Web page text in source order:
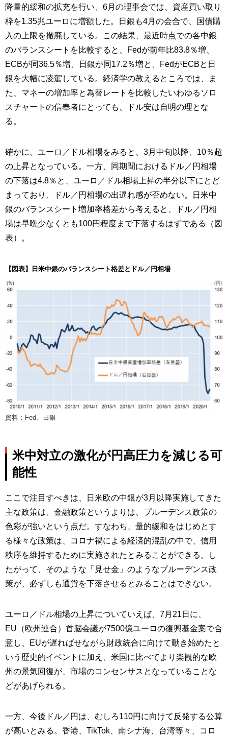
降量的緩和の拡充を行い、6月の理事会では、資産買い取り
枠を1.35兆ユーロに増額した。日銀も4月の会合で、国債購
入の上限を撤廃している。この結果、最近時点での各中銀
のバランスシートを比較すると、Fedが前年比83.8％増、
ECBが同36.5％増、日銀が同17.2％増と、FedがECBと日
銀を大幅に凌駕している。経済学の教えるところでは、ま
た、マネーの増加率と為替レートを比較したいわゆるソロ
スチャートの信奉者にとっても、ドル安は自明の理とな
る。
確かに、ユーロ／ドル相場をみると、3月中旬以降、10％超
の上昇となっている。一方、同期間におけるドル／円相場
の下落は4.8％と、ユーロ／ドル相場上昇の半分以下にとど
まっており、ドル／円相場の出遅れ感が否めない。日米中
銀のバランスシート増加率格差から考えると、ドル／円相
場は早晩少なくとも100円程度まで下落するはずである（図
表）。
【図表】日米中銀のバランスシート格差とドル／円相場
資料：Fed、日銀
米中対立の激化が円高圧力を減じる可
能性
ここで注目すべきは、日米欧の中銀が3月以降実施してきた
主な政策は、金融政策というよりは、プルーデンス政策の
色彩が強いという点だ。すなわち、量的緩和をはじめとす
る様々な政策は、コロナ禍による経済的混乱の中で、信用
秩序を維持するために実施されたとみることができる。し
たがって、そのような「見せ金」のようなプルーデンス政
策が、必ずしも通貨を下落させるとみることはできない。
ユーロ／ドル相場の上昇についていえば、7月21日に、
EU（欧州連合）首脳会議が7500億ユーロの復興基金案で合
意し、EUが遅ればせながら財政統合に向けて動き始めたと
いう歴史的イベントに加え、米国に比べてより楽観的な欧
州の景気回復が、市場のコンセンサスとなっていることな
どがあげられる。
一方、今後ドル／円は、むしろ110円に向けて反発する公算
が高いとみる。香港、TikTok、南シナ海、台湾等々、コロ